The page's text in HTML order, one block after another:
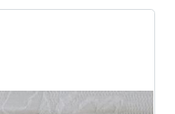
宮崎駿の心には刺さ